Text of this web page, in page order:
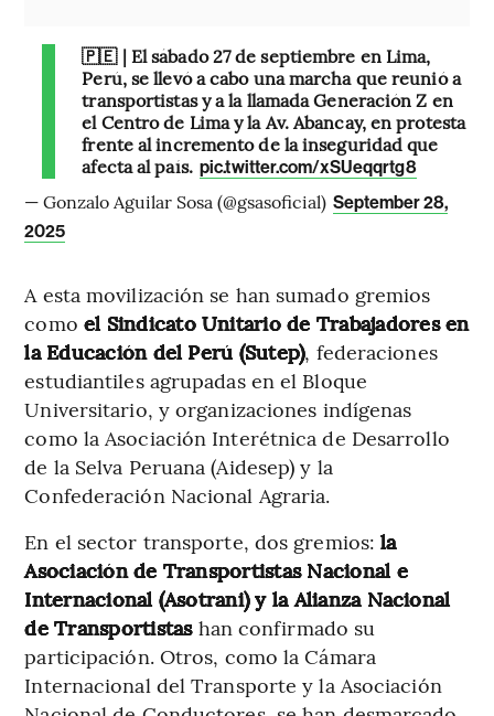
🇵🇪 | El sábado 27 de septiembre en Lima,
Perú, se llevó a cabo una marcha que reunió a
transportistas y a la llamada Generación Z en
el Centro de Lima y la Av. Abancay, en protesta
frente al incremento de la inseguridad que
afecta al país. pic.twitter.com/xSUeqqrtg8
— Gonzalo Aguilar Sosa (@gsasoficial) September 28,
2025
A esta movilización se han sumado gremios
como el Sindicato Unitario de Trabajadores en
la Educación del Perú (Sutep), federaciones
estudiantiles agrupadas en el Bloque
Universitario, y organizaciones indígenas
como la Asociación Interétnica de Desarrollo
de la Selva Peruana (Aidesep) y la
Confederación Nacional Agraria.
En el sector transporte, dos gremios:la
Asociación de Transportistas Nacional e
Internacional (Asotrani) y la Alianza Nacional
de Transportistashan confirmado su
participación. Otros, como la Cámara
Internacional del Transporte y la Asociación